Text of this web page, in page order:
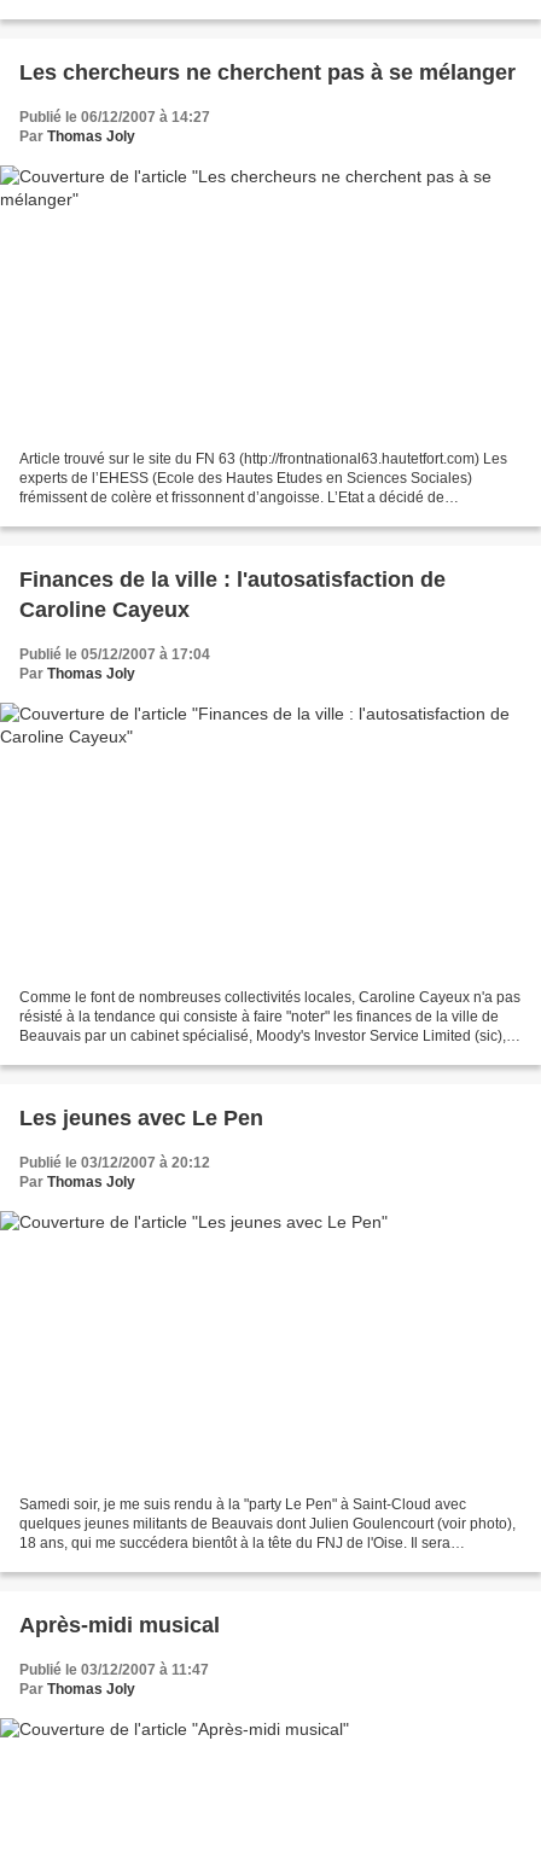
Les chercheurs ne cherchent pas à se mélanger
Publié le 06/12/2007 à 14:27
Par Thomas Joly
Article trouvé sur le site du FN 63 (http://frontnational63.hautetfort.com) Les
experts de l’EHESS (Ecole des Hautes Etudes en Sciences Sociales)
frémissent de colère et frissonnent d’angoisse. L’Etat a décidé de
Finances de la ville : l'autosatisfaction de
Caroline Cayeux
Publié le 05/12/2007 à 17:04
Par Thomas Joly
Comme le font de nombreuses collectivités locales, Caroline Cayeux n'a pas
résisté à la tendance qui consiste à faire "noter" les finances de la ville de
Beauvais par un cabinet spécialisé, Moody's Investor Service Limited (sic),
Les jeunes avec Le Pen
Publié le 03/12/2007 à 20:12
Par Thomas Joly
Samedi soir, je me suis rendu à la "party Le Pen" à Saint-Cloud avec
quelques jeunes militants de Beauvais dont Julien Goulencourt (voir photo),
18 ans, qui me succédera bientôt à la tête du FNJ de l'Oise. Il sera
Après-midi musical
Publié le 03/12/2007 à 11:47
Par Thomas Joly